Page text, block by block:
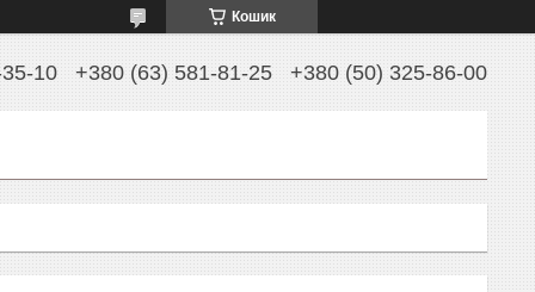
Кошик
10 +380 (63) 581-81-25 +380 (50) 325-86-00